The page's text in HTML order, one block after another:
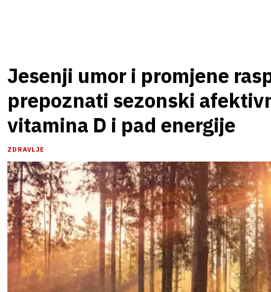
Jesenji umor i promjene
prepoznati sezonski
vitamina D i pad energije
ZDRAVLJE